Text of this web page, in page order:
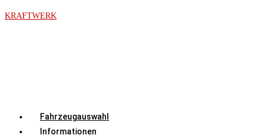
Zum
KRAFTWERK
Menü
Fahrzeugauswahl
Informationen